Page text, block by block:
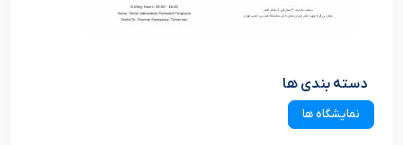
دسته بندی ها
نمایشگاه ها